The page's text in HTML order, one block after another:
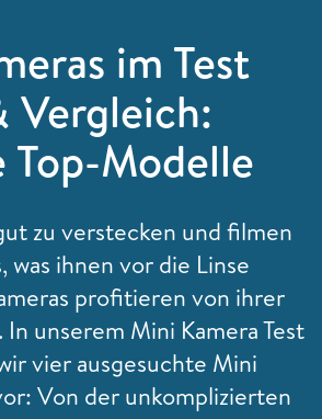
im Test
Vergleich:
Modelle
zu verstecken und filmen
was ihnen vor die Linse
profitieren von ihrer
unserem Mini Kamera Test
vier ausgesuchte Mini
Von der unkomplizierten